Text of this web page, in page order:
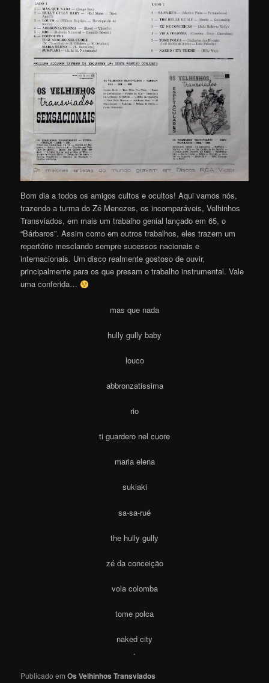
Bom dia a todos os amigos cultos e ocultos! Aqui vamos nós,
trazendo a turma do Zé Menezes, os incomparáveis, Velhinhos
Transviados, em mais um trabalho genial lançado em 65, o
“Bárbaros”. Assim como em outros trabalhos, eles trazem um
repertório mesclando sempre sucessos nacionais e
internacionais. Um disco realmente gostoso de ouvir,
principalmente para os que presam o trabalho instrumental. Vale
uma conferida…
mas que nada
hully gully baby
louco
abbronzatissima
rio
ti guardero nel cuore
maria elena
sukiaki
sa-sa-rué
the hully gully
zé da conceição
vola colomba
tome polca
naked city
.
Publicado em Os Velhinhos Transviados